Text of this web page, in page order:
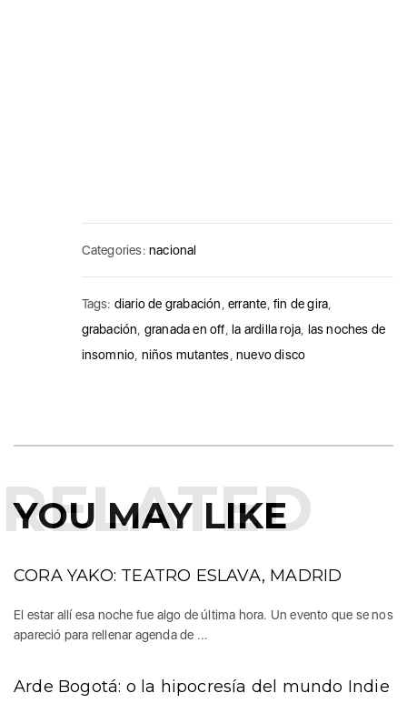
Categories:nacional
Tags: diario de grabación ,errante fin de gira
grabación granada en off ,la ardilla roja las noches de
insomnio niños mutantes nuevo disco
YOU MAY LIKE
RELATED
CORA YAKO: TEATRO ESLAVA, MADRID
El estar allí esa noche fue algo de última hora. Un evento que se nos
apareció para rellenar agenda de ...
Arde Bogotá: o la hipocresía del mundo Indie